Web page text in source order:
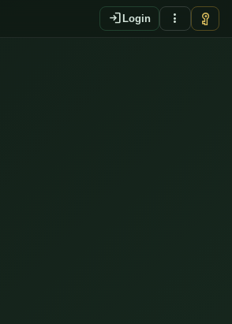
login Login more_vert vpn_key